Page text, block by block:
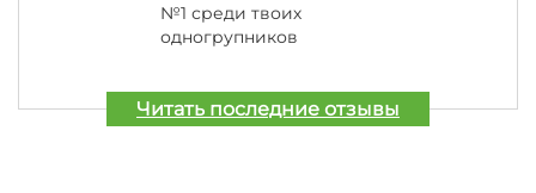
№1 среди твоих
одногрупников
Читать последние отзывы